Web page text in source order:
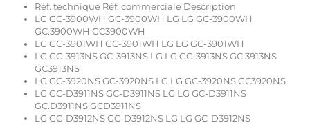
Réf. technique Réf. commerciale Description
LG GC-3900WH GC-3900WH LG LG GC-3900WH
GC.3900WH GC3900WH
LG GC-3901WH GC-3901WH LG LG GC-3901WH
LG GC-3913NS GC-3913NS LG LG GC-3913NS GC.3913NS
GC3913NS
LG GC-3920NS GC-3920NS LG LG GC-3920NS GC3920NS
LG GC-D3911NS GC-D3911NS LG LG GC-D3911NS
GC.D3911NS GCD3911NS
LG GC-D3912NS GC-D3912NS LG LG GC-D3912NS